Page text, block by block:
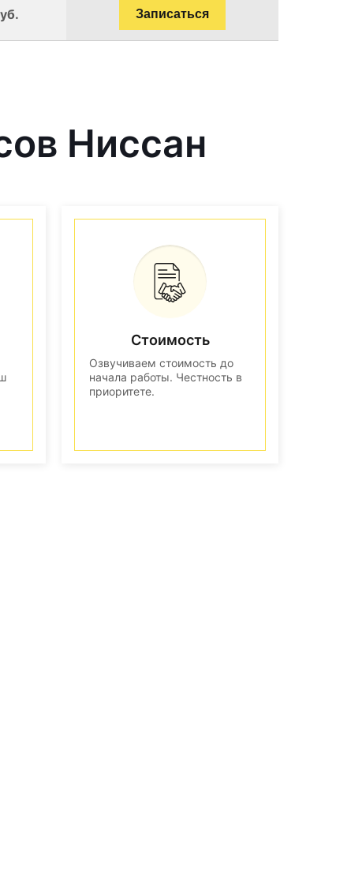
Записаться
Ниссан
Стоимость
Озвучиваем стоимость до
начала работы. Честность в
приоритете.